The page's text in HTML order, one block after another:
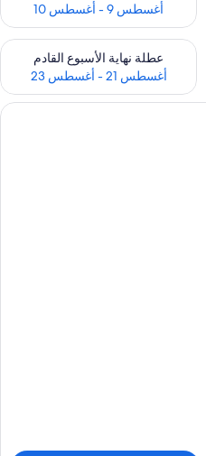
أغسطس 9 - أغسطس 10
للفترة أغسطس 14 - أغسطس 16
عطلة نهاية الأسبوع القادم
أغسطس 21 - أغسطس 23
تحقق من مدى التوفر لعطلة نهاية